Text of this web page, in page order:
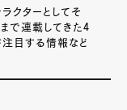
クターとしてそ
で連載してきた4
注目する情報など